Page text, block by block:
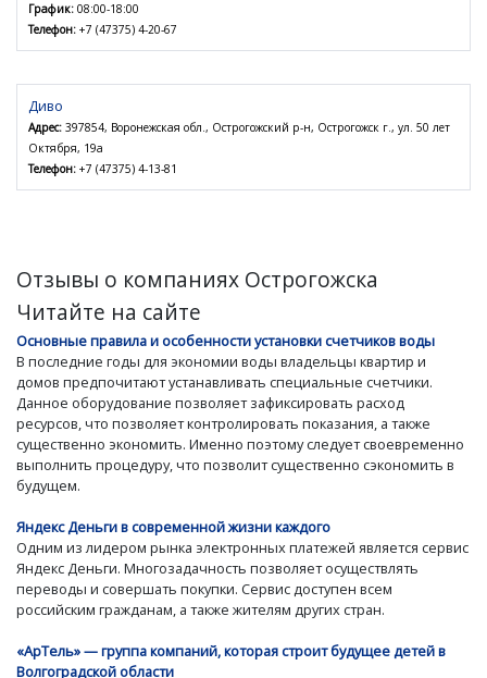
График: 08:00-18:00
Телефон: +7 (47375) 4-20-67
Диво
Адрес: 397854, Воронежская обл., Острогожский р-н, Острогожск г., ул. 50 лет
Октября, 19а
Телефон: +7 (47375) 4-13-81
Отзывы о компаниях Острогожска
Читайте на сайте
Основные правила и особенности установки счетчиков воды
В последние годы для экономии воды владельцы квартир и
домов предпочитают устанавливать специальные счетчики.
Данное оборудование позволяет зафиксировать расход
ресурсов, что позволяет контролировать показания, а также
существенно экономить. Именно поэтому следует своевременно
выполнить процедуру, что позволит существенно сэкономить в
будущем.
Яндекс Деньги в современной жизни каждого
Одним из лидером рынка электронных платежей является сервис
Яндекс Деньги. Многозадачность позволяет осуществлять
переводы и совершать покупки. Сервис доступен всем
российским гражданам, а также жителям других стран.
«АрТель» — группа компаний, которая строит будущее детей в
Волгоградской области